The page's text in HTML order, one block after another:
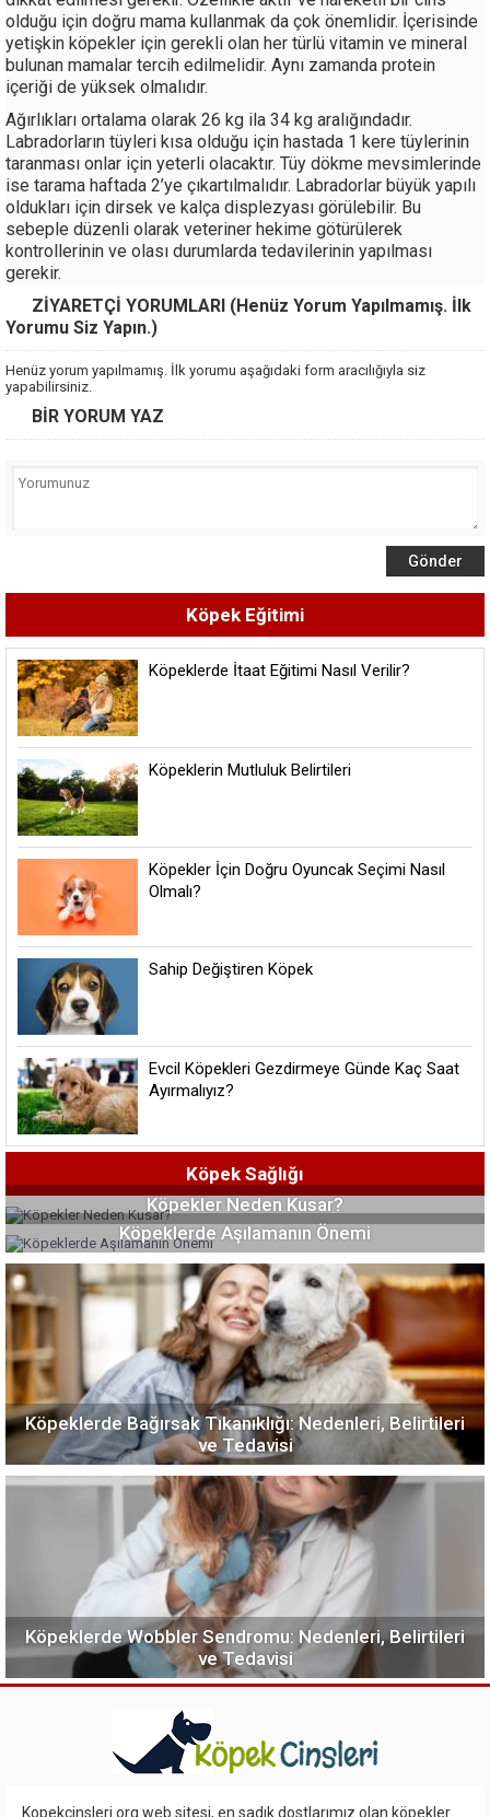
olduğu için doğru mama kullanmak da çok önemlidir. İçerisinde
yetişkin köpekler için gerekli olan her türlü vitamin ve mineral
bulunan mamalar tercih edilmelidir. Aynı zamanda protein
içeriği de yüksek olmalıdır.
Ağırlıkları ortalama olarak 26 kg ila 34 kg aralığındadır.
Labradorların tüyleri kısa olduğu için hastada 1 kere tüylerinin
taranması onlar için yeterli olacaktır. Tüy dökme mevsimlerinde
ise tarama haftada 2’ye çıkartılmalıdır. Labradorlar büyük yapılı
oldukları için dirsek ve kalça displezyası görülebilir. Bu
sebeple düzenli olarak veteriner hekime götürülerek
kontrollerinin ve olası durumlarda tedavilerinin yapılması
gerekir.
ZİYARETÇİ YORUMLARI (Henüz Yorum Yapılmamış. İlk
Yorumu Siz Yapın.)
Henüz yorum yapılmamış. İlk yorumu aşağıdaki form aracılığıyla siz
yapabilirsiniz.
BİR YORUM YAZ
Köpek Eğitimi
Köpeklerde İtaat Eğitimi Nasıl Verilir?
Köpeklerin Mutluluk Belirtileri
Köpekler İçin Doğru Oyuncak Seçimi Nasıl
Olmalı?
Sahip Değiştiren Köpek
Evcil Köpekleri Gezdirmeye Günde Kaç Saat
Ayırmalıyız?
Köpek Sağlığı
Köpekler Neden Kusar?
Köpeklerde Aşılamanın Önemi
Köpeklerde Bağırsak Tıkanıklığı: Nedenleri, Belirtileri
ve Tedavisi
Köpeklerde Wobbler Sendromu: Nedenleri, Belirtileri
ve Tedavisi
Kopekcinsleri.org web sitesi, en sadık dostlarımız olan köpekler